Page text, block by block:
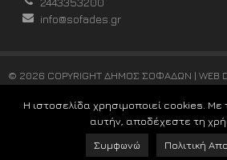
info@sofades.gr
© 2026 COPYRIGHT ΔΗΜΟΣ ΣΟΦΑΔΩΝ | WEB
Η ιστοσελίδα χρησιμοποιεί cookies.
αυτήν, αποδέχεστε τη
Συμφωνώ
Πολιτική